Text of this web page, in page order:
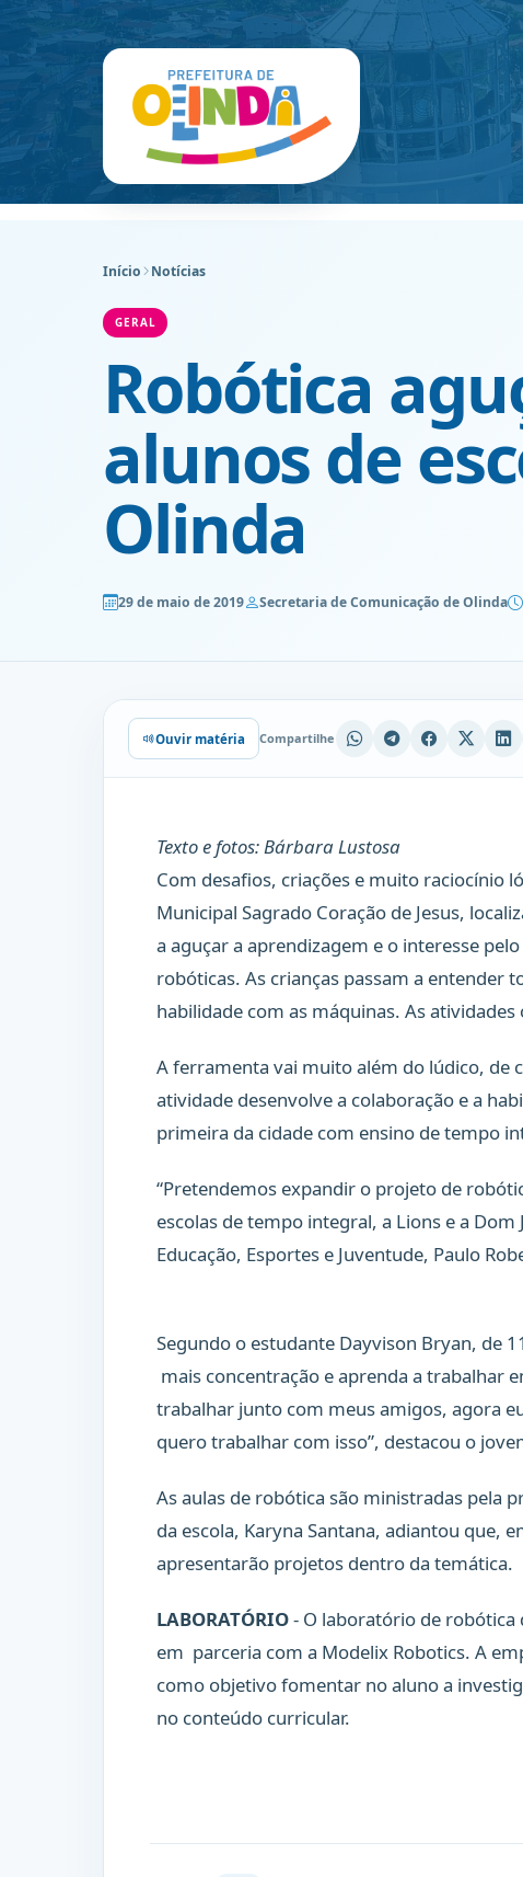
Início Notícias
GERAL
Robótica
alunos de
Olinda
29 de maio de 2019 Secretaria de Comunicação de Olinda
Ouvir matéria Compartilhe
Texto e fotos: Bárbara Lustosa
Com desafios, criações e muito raciocínio
Municipal Sagrado Coração de Jesus,
a aguçar a aprendizagem e o interesse
robóticas. As crianças passam a entender
habilidade com as máquinas. As
A ferramenta vai muito além do lúdico, de
atividade desenvolve a colaboração e a
primeira da cidade com ensino de tempo
“Pretendemos expandir o projeto de
escolas de tempo integral, a Lions e a
Educação, Esportes e Juventude, Paulo
Segundo o estudante Dayvison Bryan, de
mais concentração e aprenda a trabalhar
trabalhar junto com meus amigos, agora
quero trabalhar com isso”, destacou o
As aulas de robótica são ministradas pela
da escola, Karyna Santana, adiantou que,
apresentarão projetos dentro da temática.
LABORATÓRIO- O laboratório de robótica
em parceria com a Modelix Robotics. A
como objetivo fomentar no aluno a
no conteúdo curricular.